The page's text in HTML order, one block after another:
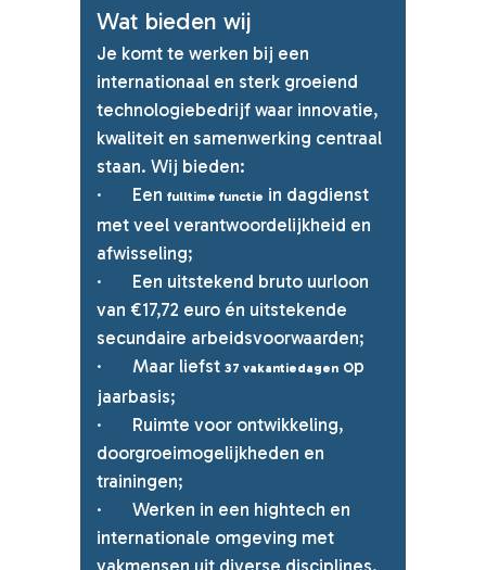
Wat bieden wij
Je komt te werken bij een
internationaal en sterk groeiend
technologiebedrijf waar innovatie,
kwaliteit en samenwerking centraal
staan. Wij bieden:
· Een fulltime functie in dagdienst
met veel verantwoordelijkheid en
afwisseling;
· Een uitstekend bruto uurloon
van €17,72 euro én uitstekende
secundaire arbeidsvoorwaarden;
· Maar liefst 37 vakantiedagen op
jaarbasis;
· Ruimte voor ontwikkeling,
doorgroeimogelijkheden en
trainingen;
· Werken in een hightech en
internationale omgeving met
vakmensen uit diverse disciplines.